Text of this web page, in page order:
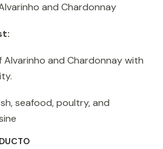
and Chardonnay
Alvarinho and Chardonnay with
seafood, poultry, and